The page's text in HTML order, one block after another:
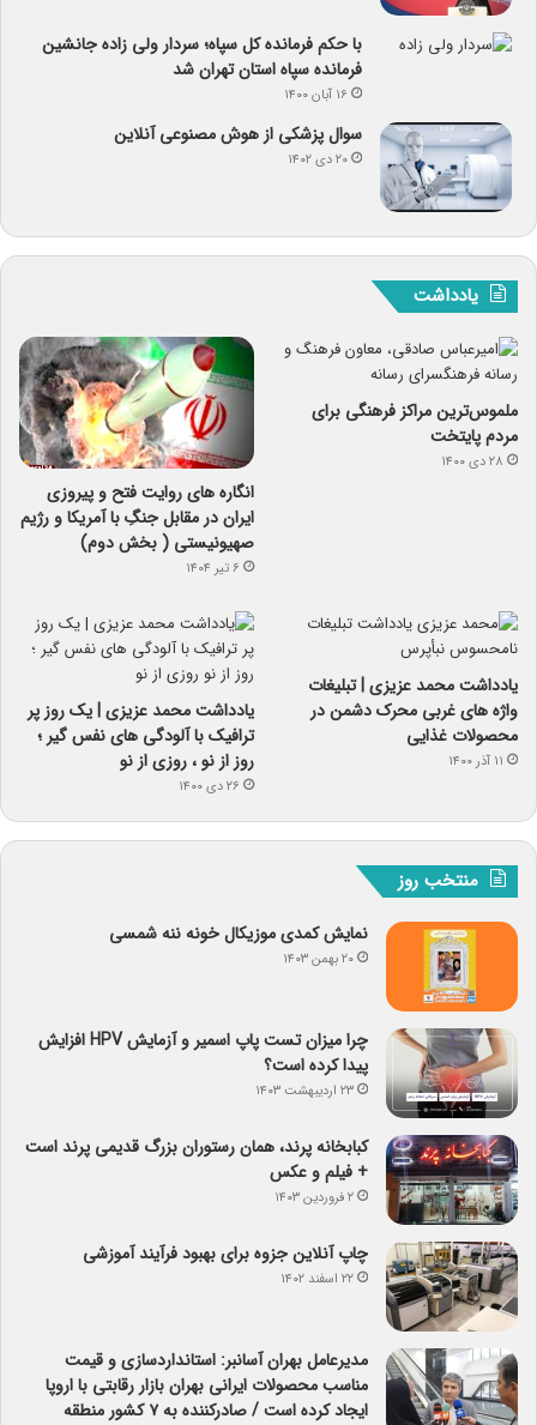
با حکم فرمانده کل سپاه؛ سردار ولی زاده جانشین
فرمانده سپاه استان تهران شد
۱۶ آبان ۱۴۰۰
سوال پزشکی از هوش مصنوعی آنلاین
۲۰ دی ۱۴۰۲
یادداشت
ملموس‌ترین مراکز فرهنگی برای
مردم پایتخت
۲۸ دی ۱۴۰۰
انگاره های روایت فتح و پیروزی
ایران در مقابل جنگِ با آمریکا و رژیم
صهیونیستی ( بخش دوم)
۶ تیر ۱۴۰۴
یادداشت محمد عزیزی | تبلیغات
واژه های غربی محرک دشمن در
محصولات غذایی
۱۱ آذر ۱۴۰۰
یادداشت محمد عزیزی | یک روز پر
ترافیک با آلودگی های نفس گیر ؛
روز از نو ، روزی از نو
۲۶ دی ۱۴۰۰
منتخب روز
نمایش کمدی موزیکال خونه ننه شمسی
۲۰ بهمن ۱۴۰۳
چرا میزان تست پاپ اسمیر و آزمایش HPV افزایش
پیدا کرده است؟
۲۳ اردیبهشت ۱۴۰۳
کبابخانه پرند، همان رستوران بزرگ قدیمی پرند است
+ فیلم و عکس
۲ فروردین ۱۴۰۳
چاپ آنلاین جزوه برای بهبود فرآیند آموزشی
۲۲ اسفند ۱۴۰۲
مدیرعامل بهران آسانبر: استانداردسازی و قیمت
مناسب محصولات ایرانی بهران بازار رقابتی با اروپا
ایجاد کرده است / صادرکننده به ۷ کشور منطقه